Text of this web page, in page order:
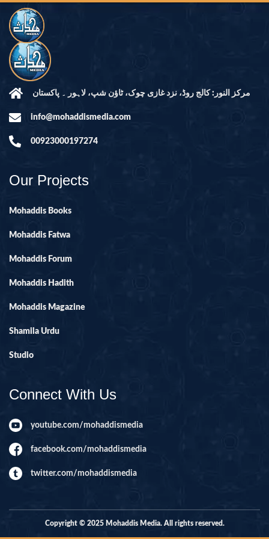
مرکز النور: کالج روڈ، نزد غازی چوک، ٹاؤن شپ، لاہور ۔ پاکستان
info@mohaddismedia.com
00923000197274
Our Projects
Mohaddis Books
Mohaddis Fatwa
Mohaddis Forum
Mohaddis Hadith
Mohaddis Magazine
Shamila Urdu
Studio
Connect With Us
youtube.com/mohaddismedia
facebook.com/mohaddismedia
twitter.com/mohaddismedia
Copyright © 2025 Mohaddis Media. All rights reserved.